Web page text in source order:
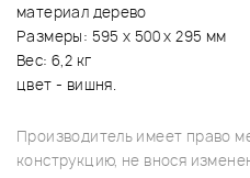
материал дерево
Размеры: 595 х 500 х 295 мм
Вес: 6,2 кг
цвет - вишня.
Производитель имеет право
конструкцию, не внося